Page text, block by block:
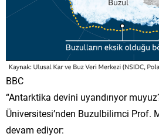
BBC
“Antarktika devini uyandırıyor
Üniversitesi’nden Buzulbilimci Prof.
devam ediyor: